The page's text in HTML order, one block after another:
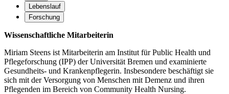
Lebenslauf
Forschung
Wissenschaftliche Mitarbeiterin
Miriam Steens ist Mitarbeiterin am Institut für Public Health und
Pflegeforschung (IPP) der Universität Bremen und examinierte
Gesundheits- und Krankenpflegerin. Insbesondere beschäftigt sie
sich mit der Versorgung von Menschen mit Demenz und ihren
Pflegenden im Bereich von Community Health Nursing.